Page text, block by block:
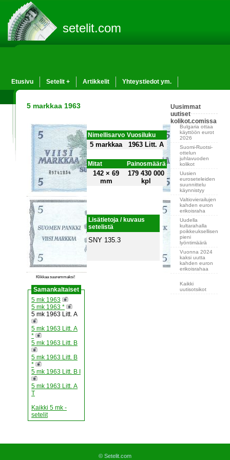
setelit.com
Etusivu Setelit + Artikkelit Yhteystiedot ym.
5 markkaa 1963
Klikkaa suuremmaksi!
Samankaltaiset
5 mk 1963
5 mk 1963 *
5 mk 1963 Litt. A
5 mk 1963 Litt. A
*
5 mk 1963 Litt. B
5 mk 1963 Litt. B
*
5 mk 1963 Litt. B I
5 mk 1963 Litt. A
T
Kaikki 5 mk -
setelit
Nimellisarvo Vuosiluku
5 markkaa 1963 Litt. A
Mitat Painosmäärä
142 × 69
mm
179 430 000
kpl
Lisätietoja / kuvaus
setelistä
SNY 135.3
Uusimmat
uutiset
kolikot.comissa
Bulgaria ottaa
käyttöön eurot
2026
Suomi-Ruotsi-
ottelun
juhlavuoden
kolikot
Uusien
euroseteleiden
suunnittelu
käynnistyy
Valtiovierailujen
kahden euron
erikoisraha
Uudella
kultarahalla
poikkeuksellisen
pieni
lyöntimäärä
Vuonna 2024
kaksi uutta
kahden euron
erikoisrahaa
Kaikki
uutisotsikot
© Setelit.com